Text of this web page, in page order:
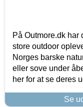
På Outmore.dk har
store outdoor
Norges barske
eller sove under
her for at se deres
Se